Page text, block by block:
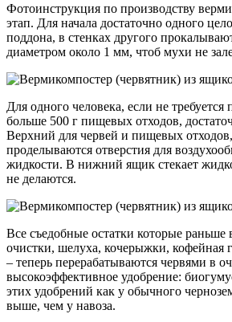
Фотоинструкция по производству
этап. Для начала достаточно одного
поддона, в стенках другого
диаметром около 1 мм, чтоб мухи не
Для одного человека, если не требуется
больше 500 г пищевых отходов,
Верхний для червей и пищевых
проделываются отверстия для
жидкости. В нижний ящик стекает
не делаются.
Все съедобные остатки которые раньше
очистки, шелуха, кочерыжки, кофейная
– теперь перерабатываются червями в
высокоэффективное удобрение:
этих удобрений как у обычного
выше, чем у навоза.